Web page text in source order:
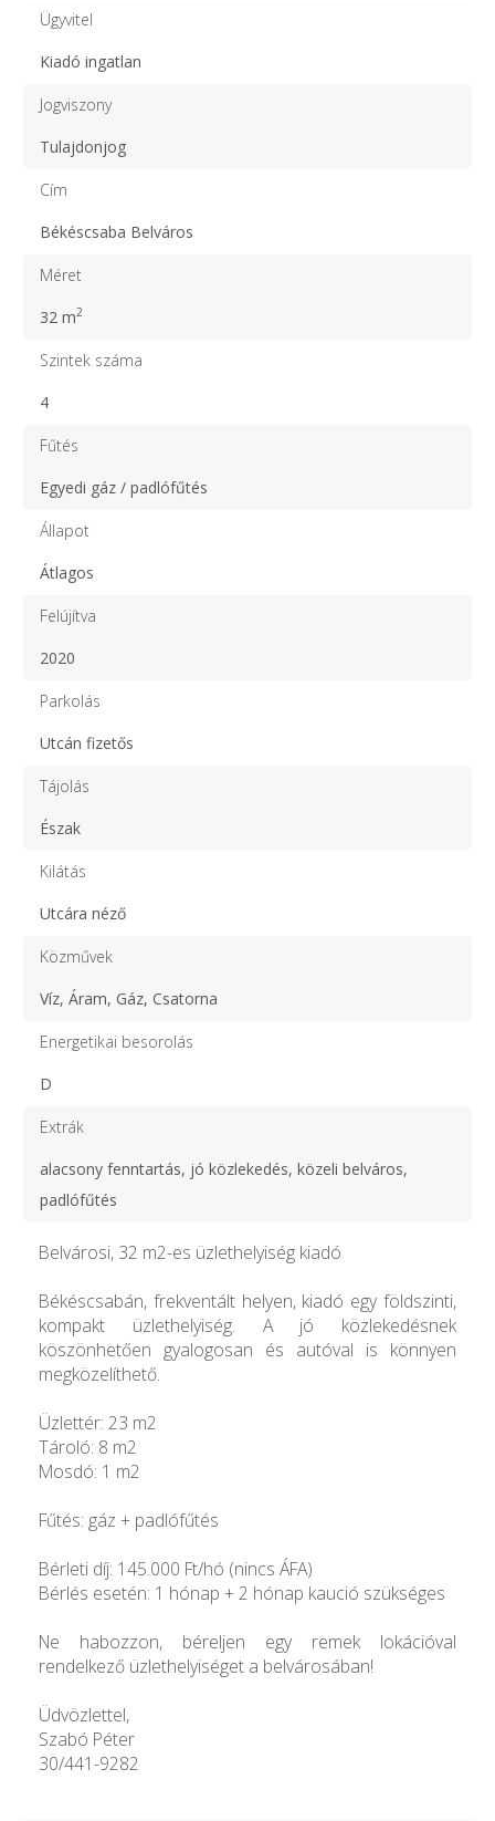
Ügyvitel
Kiadó ingatlan
Jogviszony
Tulajdonjog
Cím
Békéscsaba Belváros
Méret
32 m2
Szintek száma
4
Fűtés
Egyedi gáz / padlófűtés
Állapot
Átlagos
Felújítva
2020
Parkolás
Utcán fizetős
Tájolás
Észak
Kilátás
Utcára néző
Közművek
Víz, Áram, Gáz, Csatorna
Energetikai besorolás
D
Extrák
alacsony fenntartás, jó közlekedés, közeli belváros,
padlófűtés
Belvárosi, 32 m2-es üzlethelyiség kiadó
Békéscsabán, frekventált helyen, kiadó egy földszinti,
kompakt üzlethelyiség. A jó közlekedésnek
köszönhetően gyalogosan és autóval is könnyen
megközelíthető.
Üzlettér: 23 m2
Tároló: 8 m2
Mosdó: 1 m2
Fűtés: gáz + padlófűtés
Bérleti díj: 145.000 Ft/hó (nincs ÁFA)
Bérlés esetén: 1 hónap + 2 hónap kaució szükséges
Ne habozzon, béreljen egy remek lokációval
rendelkező üzlethelyiséget a belvárosában!
Üdvözlettel,
Szabó Péter
30/441-9282